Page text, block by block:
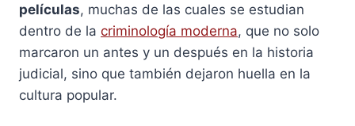
películas, muchas de las cuales se estudian
dentro de la criminología moderna, que no solo
marcaron un antes y un después en la historia
judicial, sino que también dejaron huella en la
cultura popular.